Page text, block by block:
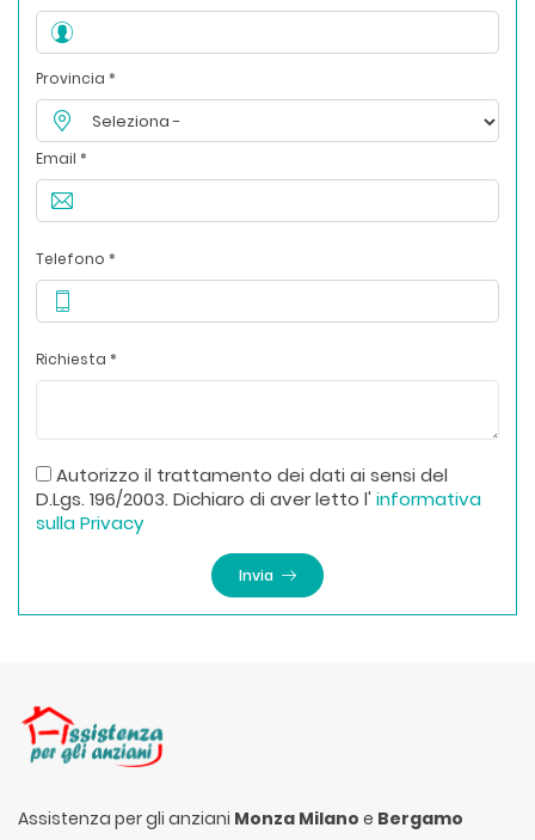
Provincia *
Email *
Telefono *
Richiesta *
Autorizzo il trattamento dei dati ai sensi del
D.Lgs. 196/2003. Dichiaro di aver letto l' informativa
sulla Privacy
Invia
Assistenza per gli anziani Monza Milano e Bergamo